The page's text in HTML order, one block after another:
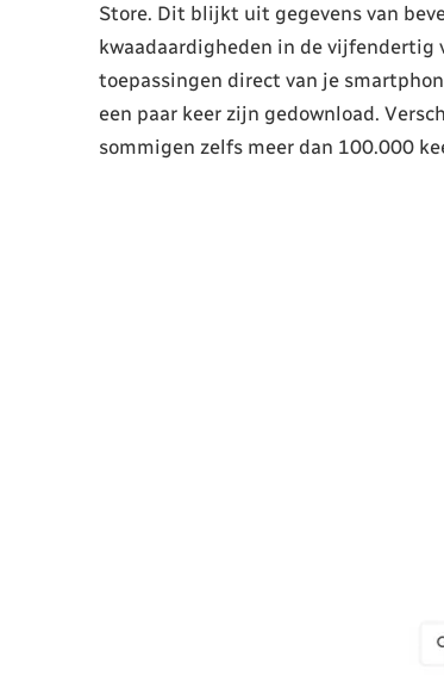
Store. Dit blijkt uit gegevens van
kwaadaardigheden in de vijfendertig
toepassingen direct van je
een paar keer zijn gedownload.
sommigen zelfs meer dan 100.000